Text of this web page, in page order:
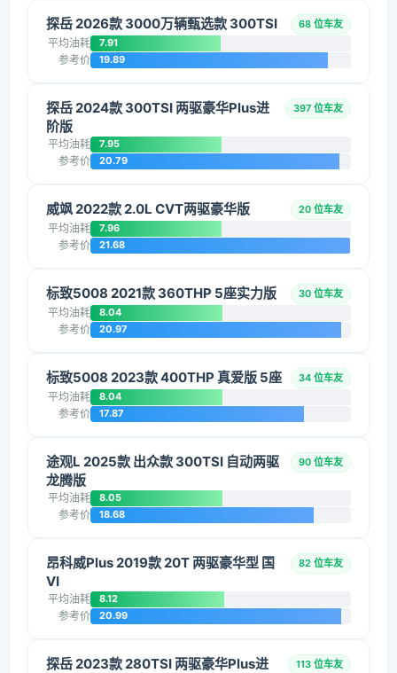
探岳 2026款 3000万辆甄选款 300TSI 68 位车友
平均油耗 7.91
参考价 19.89
探岳 2024款 300TSI 两驱豪华Plus进
阶版
397 位车友
平均油耗 7.95
参考价 20.79
威飒 2022款 2.0L CVT两驱豪华版 20 位车友
平均油耗 7.96
参考价 21.68
标致5008 2021款 360THP 5座实力版 30 位车友
平均油耗 8.04
参考价 20.97
标致5008 2023款 400THP 真爱版 5座 34 位车友
平均油耗 8.04
参考价 17.87
途观L 2025款 出众款 300TSI 自动两驱
龙腾版
90 位车友
平均油耗 8.05
参考价 18.68
昂科威Plus 2019款 20T 两驱豪华型 国
VI
82 位车友
平均油耗 8.12
参考价 20.99
探岳 2023款 280TSI 两驱豪华Plus进
113 位车友